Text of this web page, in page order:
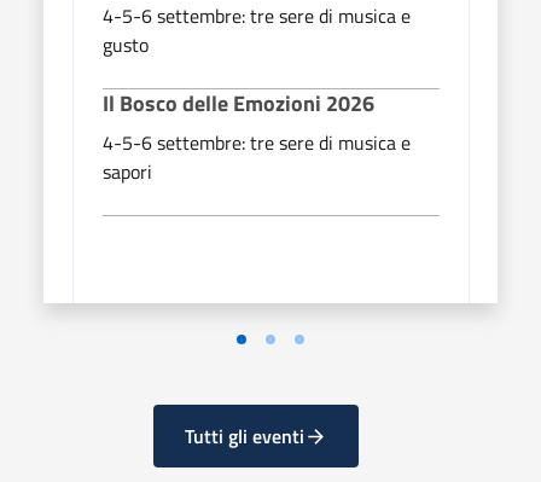
4-5-6 settembre: tre sere di musica e
gusto
Il Bosco delle Emozioni 2026
4-5-6 settembre: tre sere di musica e
sapori
Tutti gli eventi